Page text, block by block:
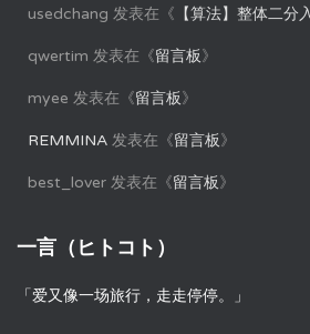
usedchang 发表在《 【算法】整体二
qwertim 发表在《留言板》
myee 发表在《留言板》
REMMINA 发表在《留言板》
best_lover 发表在《留言板》
一言（ヒトコト）
「爱又像一场旅行，走走停停。」